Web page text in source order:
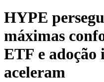
HYPE
máximas
ETF e
aceleram